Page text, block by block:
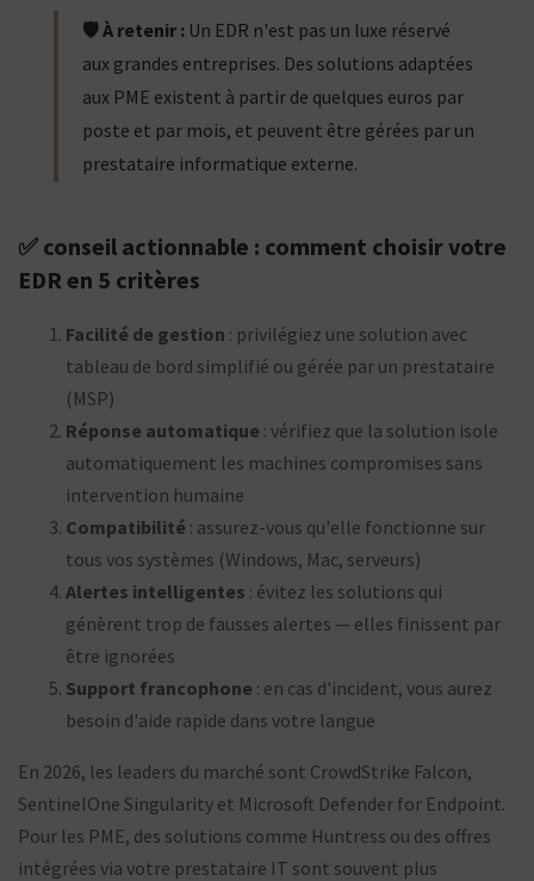
🛡️ À retenir : Un EDR n'est pas un luxe réservé
aux grandes entreprises. Des solutions adaptées
aux PME existent à partir de quelques euros par
poste et par mois, et peuvent être gérées par un
prestataire informatique externe.
✅ conseil actionnable : comment choisir votre
EDR en 5 critères
Facilité de gestion : privilégiez une solution avec
tableau de bord simplifié ou gérée par un prestataire
(MSP)
Réponse automatique : vérifiez que la solution isole
automatiquement les machines compromises sans
intervention humaine
Compatibilité : assurez-vous qu'elle fonctionne sur
tous vos systèmes (Windows, Mac, serveurs)
Alertes intelligentes : évitez les solutions qui
génèrent trop de fausses alertes — elles finissent par
être ignorées
Support francophone : en cas d'incident, vous aurez
besoin d'aide rapide dans votre langue
En 2026, les leaders du marché sont CrowdStrike Falcon,
SentinelOne Singularity et Microsoft Defender for Endpoint.
Pour les PME, des solutions comme Huntress ou des offres
intégrées via votre prestataire IT sont souvent plus